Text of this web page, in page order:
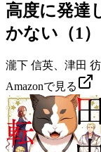
高度に発達
かない（1）
瀧下 信英、津田
Amazonで見る